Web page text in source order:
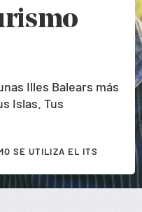
Illes Balears más
Islas. Tus
SE UTILIZA EL ITS